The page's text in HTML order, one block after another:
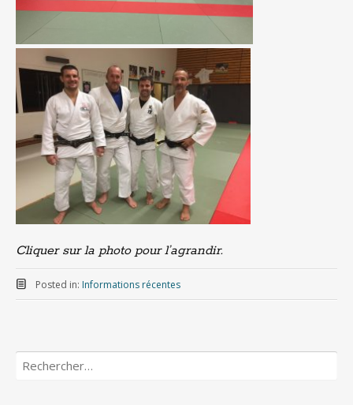
Cliquer sur la photo pour l’agrandir.
Posted in: Informations récentes